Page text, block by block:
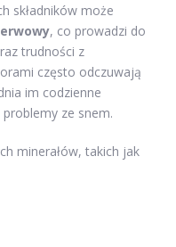
składników może
, co prowadzi do
trudności z
często odczuwają
im codzienne
ze snem.
minerałów, takich jak